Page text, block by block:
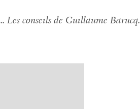
Les conseils de Guillaume Barucq.